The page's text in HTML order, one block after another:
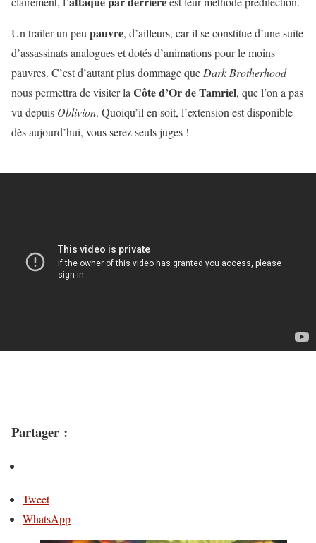
Un trailer un peu pauvre, d’ailleurs, car il se constitue d’une suite
d’assassinats analogues et dotés d’animations pour le moins
pauvres. C’est d’autant plus dommage que Dark Brotherhood
nous permettra de visiter la Côte d’Or de Tamriel, que l’on a pas
vu depuis Oblivion. Quoiqu’il en soit, l’extension est disponible
dès aujourd’hui, vous serez seuls juges !
Partager :
Tweet
WhatsApp